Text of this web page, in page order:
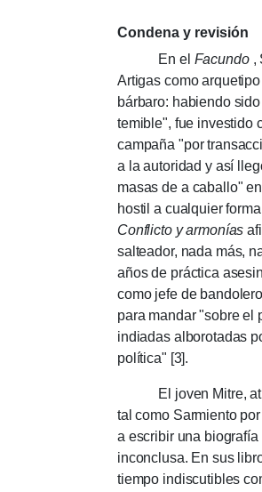
Condena y revisión
En el Facundo,
Artigas como
bárbaro: habiendo
temible", fue investido
campaña "por
a la autoridad y así
masas de a caballo"
hostil a cualquier
Conflicto y armonías
salteador, nada más,
años de práctica
como jefe de
para mandar "sobre el
indiadas alborotadas
política" [3].
El joven Mitre,
tal como Sarmiento
a escribir una biografía
inconclusa. En sus
tiempo indiscutibles